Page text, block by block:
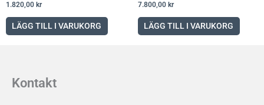
1.820,00 kr
LÄGG TILL I VARUKORG
7.800,00 kr
LÄGG TILL I VARUKORG
Kontakt